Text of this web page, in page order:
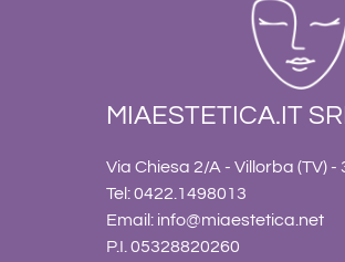
MIAESTETICA.IT
Via Chiesa 2/A - Villorba (TV) -
Tel: 0422.1498013
Email: info@miaestetica.net
P.I. 05328820260